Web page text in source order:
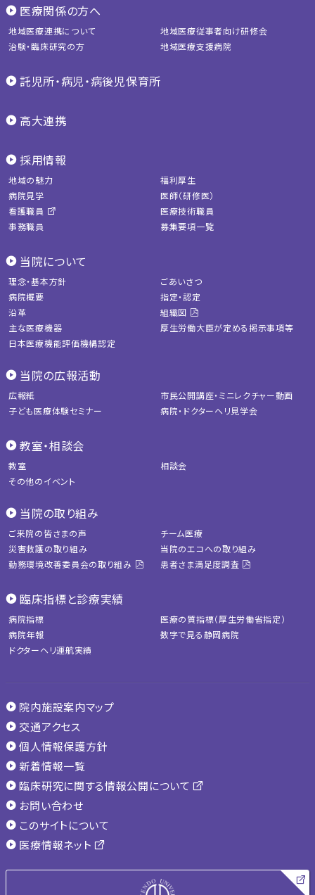
医療関係の方へ
地域医療連携について
地域医療従事者向け研修会
治験・臨床研究の方
地域医療支援病院
託児所・病児・病後児保育所
高大連携
採用情報
地域の魅力
福利厚生
病院見学
医師（研修医）
看護職員
医療技術職員
事務職員
募集要項一覧
当院について
理念・基本方針
ごあいさつ
病院概要
指定・認定
沿革
組織図
主な医療機器
厚生労働大臣が定める掲示事項等
日本医療機能評価機構認定
当院の広報活動
広報紙
市民公開講座・ミニレクチャー動画
子ども医療体験セミナー
病院・ドクターヘリ見学会
教室・相談会
教室
相談会
その他のイベント
当院の取り組み
ご来院の皆さまの声
チーム医療
災害救護の取り組み
当院のエコへの取り組み
勤務環境改善委員会の取り組み
患者さま満足度調査
臨床指標と診療実績
病院指標
医療の質指標（厚生労働省指定）
病院年報
数字で見る静岡病院
ドクターヘリ運航実績
院内施設案内マップ
交通アクセス
個人情報保護方針
新着情報一覧
臨床研究に関する情報公開について
お問い合わせ
このサイトについて
医療情報ネット